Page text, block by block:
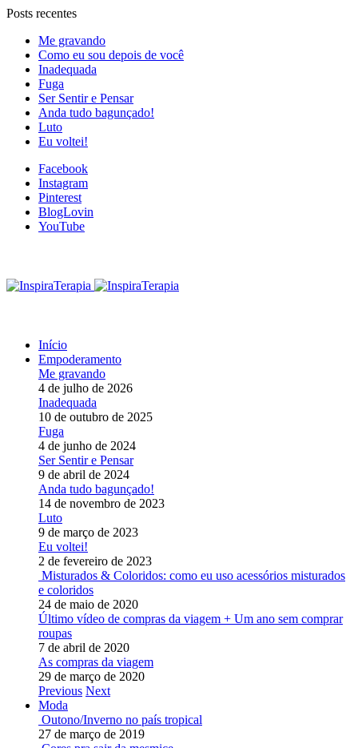
Posts recentes
Me gravando
Como eu sou depois de você
Inadequada
Fuga
Ser Sentir e Pensar
Anda tudo bagunçado!
Luto
Eu voltei!
Facebook
Instagram
Pinterest
BlogLovin
YouTube
Início
Empoderamento
Me gravando
4 de julho de 2026
Inadequada
10 de outubro de 2025
Fuga
4 de junho de 2024
Ser Sentir e Pensar
9 de abril de 2024
Anda tudo bagunçado!
14 de novembro de 2023
Luto
9 de março de 2023
Eu voltei!
2 de fevereiro de 2023
Misturados & Coloridos: como eu uso acessórios misturados
e coloridos
24 de maio de 2020
Último vídeo de compras da viagem + Um ano sem comprar
roupas
7 de abril de 2020
As compras da viagem
29 de março de 2020
Previous Next
Moda
Outono/Inverno no país tropical
27 de março de 2019